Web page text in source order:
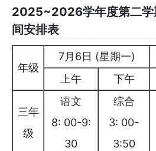
2025~2026学年度第二学
间安排表
年级
7月6日 (星期一)
上午
下午
三年
级
语文
8: 00-9:
30
综合
3: 00-
3:50